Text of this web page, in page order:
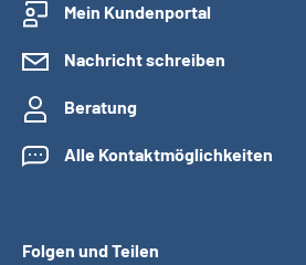
Mein Kundenportal
Nachricht schreiben
Beratung
Alle Kontaktmöglichkeiten
Folgen und Teilen